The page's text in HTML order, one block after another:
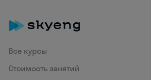
Все курсы
Стоимость занятий